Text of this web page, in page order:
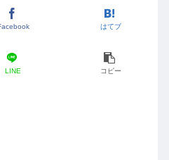
はてブ
LINE コピー